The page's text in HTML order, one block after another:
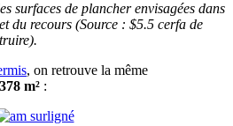
surfaces de plancher envisagées dans
du recours (Source : $5.5 cerfa de
, on retrouve la même
378 m² :